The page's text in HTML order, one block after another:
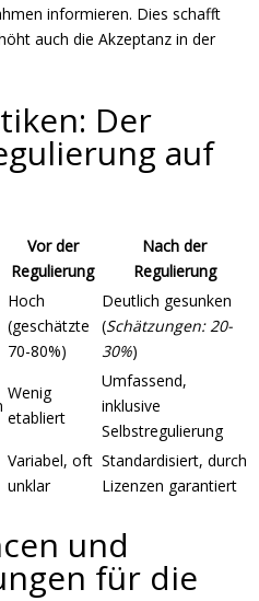
informieren. Dies schafft
auch die Akzeptanz in der
Der
auf
Vor der
Regulierung
Nach der
Regulierung
Hoch
(geschätzte
70-80%)
Deutlich gesunken
(Schätzungen: 20-
30%)
Wenig
etabliert
Umfassend,
inklusive
Selbstregulierung
Variabel, oft
unklar
Standardisiert, durch
Lizenzen garantiert
und
für die